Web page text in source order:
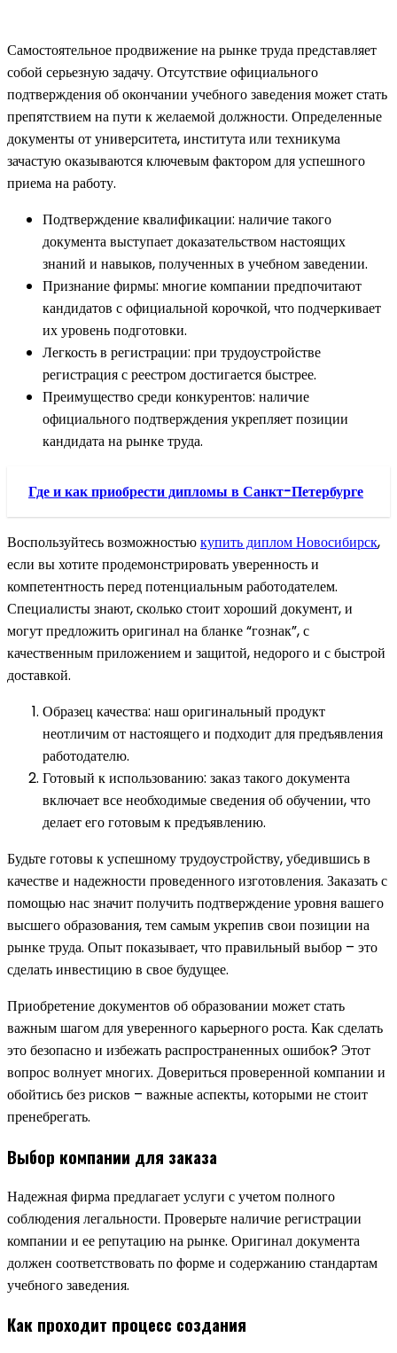
Самостоятельное продвижение на рынке труда представляет
собой серьезную задачу. Отсутствие официального
подтверждения об окончании учебного заведения может стать
препятствием на пути к желаемой должности. Определенные
документы от университета, института или техникума
зачастую оказываются ключевым фактором для успешного
приема на работу.
Подтверждение квалификации: наличие такого
документа выступает доказательством настоящих
знаний и навыков, полученных в учебном заведении.
Признание фирмы: многие компании предпочитают
кандидатов с официальной корочкой, что подчеркивает
их уровень подготовки.
Легкость в регистрации: при трудоустройстве
регистрация с реестром достигается быстрее.
Преимущество среди конкурентов: наличие
официального подтверждения укрепляет позиции
кандидата на рынке труда.
Где и как приобрести дипломы в Санкт-Петербурге
Воспользуйтесь возможностьюкупить диплом Новосибирск,
если вы хотите продемонстрировать уверенность и
компетентность перед потенциальным работодателем.
Специалисты знают, сколько стоит хороший документ, и
могут предложить оригинал на бланке “гознак”, с
качественным приложением и защитой, недорого и с быстрой
доставкой.
Образец качества: наш оригинальный продукт
неотличим от настоящего и подходит для предъявления
работодателю.
Готовый к использованию: заказ такого документа
включает все необходимые сведения об обучении, что
делает его готовым к предъявлению.
Будьте готовы к успешному трудоустройству, убедившись в
качестве и надежности проведенного изготовления. Заказать с
помощью нас значит получить подтверждение уровня вашего
высшего образования, тем самым укрепив свои позиции на
рынке труда. Опыт показывает, что правильный выбор – это
сделать инвестицию в свое будущее.
Приобретение документов об образовании может стать
важным шагом для уверенного карьерного роста. Как сделать
это безопасно и избежать распространенных ошибок? Этот
вопрос волнует многих. Довериться проверенной компании и
обойтись без рисков – важные аспекты, которыми не стоит
пренебрегать.
Выбор компании для заказа
Надежная фирма предлагает услуги с учетом полного
соблюдения легальности. Проверьте наличие регистрации
компании и ее репутацию на рынке. Оригинал документа
должен соответствовать по форме и содержанию стандартам
учебного заведения.
Как проходит процесс создания